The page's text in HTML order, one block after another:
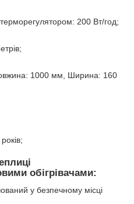
200 Вт/год;
1000 мм, Ширина: 160
обігрівачами:
у безпечному місці